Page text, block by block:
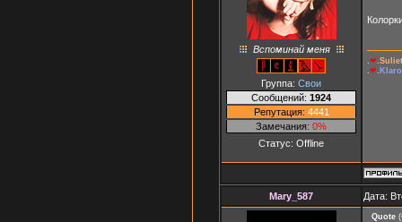
Вспоминай меня
Группа: Свои
Сообщений: 1924
Репутация: 4441
Замечания: 0%
Статус: Offline
❤
❤
Mary_587 Дата:
Quote (